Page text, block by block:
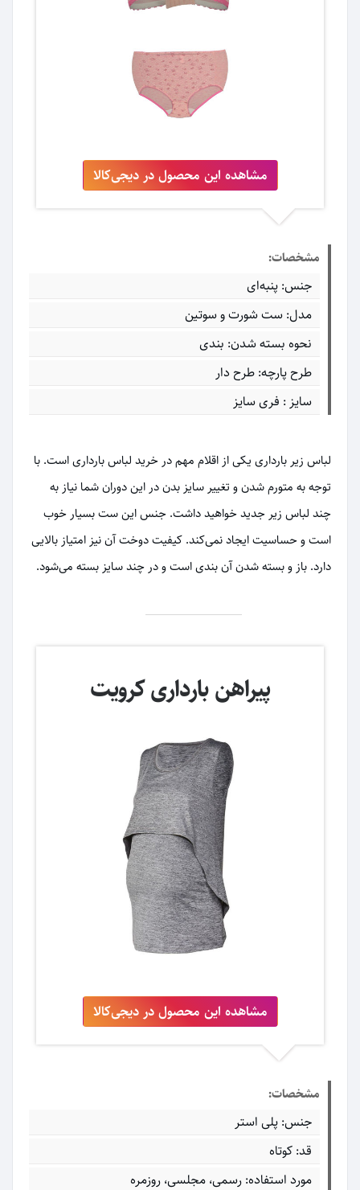
مشاهده این محصول در دیجی‌کالا
مشخصات:
جنس: پنبه‌ای
مدل: ست شورت و سوتین
نحوه بسته شدن: بندی
طرح پارچه: طرح دار
سایز : فری سایز
لباس زیر بارداری یکی از اقلام مهم در خرید لباس بارداری است. با
توجه به متورم شدن و تغییر سایز بدن در این دوران شما نیاز به
چند لباس زیر جدید خواهید داشت. جنس این ست بسیار خوب
است و حساسیت ایجاد نمی‌کند. کیفیت دوخت آن نیز امتیاز بالایی
دارد. باز و بسته شدن آن بندی است و در چند سایز بسته می‌شود.
پیراهن بارداری کرویت
مشاهده این محصول در دیجی‌کالا
مشخصات:
جنس: پلی استر
قد: کوتاه
مورد استفاده: رسمی، مجلسی، روزمره